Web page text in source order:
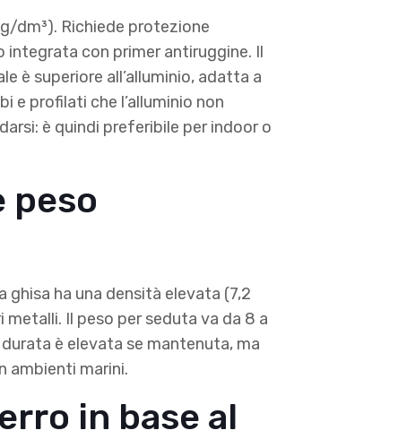
dm³). Richiede protezione
integrata con primer antiruggine. Il
è superiore all’alluminio, adatta a
e profilati che l’alluminio non
è quindi preferibile per indoor o
peso
ha una densità elevata (7,2
Il peso per seduta va da 8 a
è elevata se mantenuta, ma
ambienti marini.
in base al